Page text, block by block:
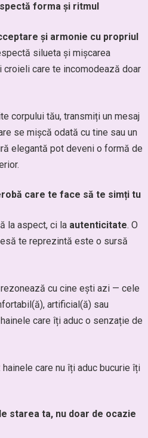
forma și ritmul
și armonie cu propriul
silueta și mișcarea
croieli care te incomodează doar
corpului tău, transmiți un mesaj
se mișcă odată cu tine sau un
elegantă pot deveni o formă de
care te face să te simți tu
la aspect, ci la autenticitate. O
te reprezintă este o sursă
cu cine ești azi — cele
artificial(ă) sau
care îți aduc o senzație de
care nu îți aduc bucurie îți
starea ta, nu doar de ocazie